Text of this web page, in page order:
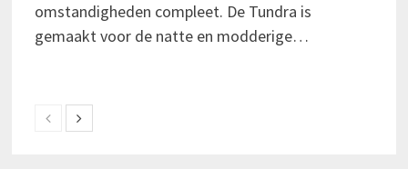
omstandigheden compleet. De Tundra is
gemaakt voor de natte en modderige…